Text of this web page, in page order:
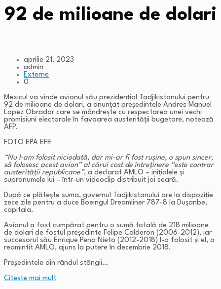
92 de milioane de dolari
aprilie 21, 2023
admin
Externe
0
Mexicul va vinde avionul său prezidenţial Tadjikistanului pentru
92 de milioane de dolari, a anunţat preşedintele Andres Manuel
Lopez Obrador care se mândreşte cu respectarea unei vechi
promisiuni electorale în favoarea austerităţii bugetare, notează
AFP.
FOTO EPA EFE
“Nu l-am folosit niciodată, dar mi-ar fi fost ruşine, o spun sincer,
să folosesc acest avion” al cărui cost de întreţinere “este contrar
austerităţii republicane”, a declarat AMLO – iniţialele şi
supranumele lui – într-un videoclip distribuit joi seară.
După ce plăteşte suma, guvernul Tadjikistanului are la dispoziţie
zece zile pentru a duce Boeingul Dreamliner 787-8 la Duşanbe,
capitala.
Avionul a fost cumpărat pentru o sumă totală de 218 milioane
de dolari de fostul preşedinte Felipe Calderon (2006-2012), iar
succesorul său Enrique Pena Nieto (2012-2018) l-a folosit şi el, a
reamintit AMLO, ajuns la putere în decembrie 2018.
Preşedintele din rândul stângii…
Citeşte mai mult